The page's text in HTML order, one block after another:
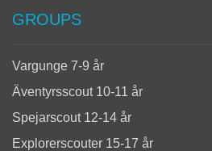
GROUPS
Vargunge 7-9 år
Äventyrsscout 10-11 år
Spejarscout 12-14 år
Explorerscouter 15-17 år